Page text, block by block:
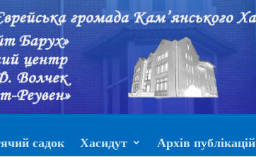
садок Хасидут Архів публікацій